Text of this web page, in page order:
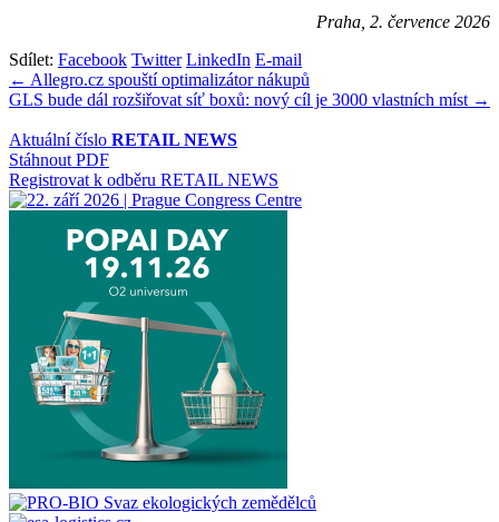
Praha, 2. července 2026
Sdílet: Facebook Twitter LinkedIn E-mail
Navigace
pro
příspěvek
← Allegro.cz spouští optimalizátor nákupů
GLS bude dál rozšiřovat síť boxů: nový cíl je 3000 vlastních míst →
Aktuální číslo RETAIL NEWS
Stáhnout PDF
Registrovat k odběru RETAIL NEWS